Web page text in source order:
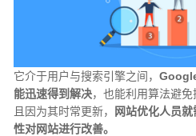
它介于用户与搜索引擎之间，
能迅速得到解决，也能利用算法避
且因为其时常更新，
网站优化人员
性对网站进行改善。